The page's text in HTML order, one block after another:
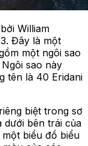
William
Đây là một
một ngôi sao
sao này
tên là 40 Eridani
biệt trong sơ
dưới bên trái của
biểu đồ biểu